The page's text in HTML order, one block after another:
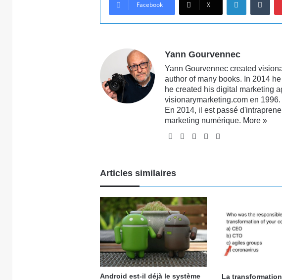
Facebook X
Yann Gourvennec
Yann Gourvennec created
author of many books. In 2014
he created his digital marketing
visionarymarketing.com en
En 2014, il est passé
marketing numérique. More »
WebsiteFacebook
X Linkedin
Articles similaires
Android est-il déjà le système
La